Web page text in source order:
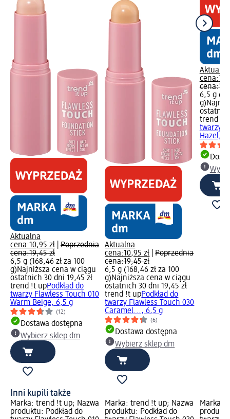
Aktualna
cena:10,95 zł
Poprzednia
cena:19,45 zł
6,5 g (168,46 zł za 100
g)Najniższa cena w ciągu
ostatnich 30 dni 19,45 zł
trend !t upPodkład do
twarzy Flawless Touch 010
Warm Beige, 6,5 g
(12)
Dostawa dostępna
Wybierz sklep dm
Aktualna
cena:10,95 zł |Poprzednia
cena:19,45 zł
6,5 g (168,46 zł za 100
g)Najniższa cena w ciągu
ostatnich 30 dni 19,45 zł
trend !t upPodkład do
twarzy Flawless Touch 030
Caramel..., 6,5 g
(6)
Dostawa dostępna
Wybierz sklep dm
Aktualna
cena:
cena:
6,5 g
g)
trend !t
twarzy
Hazel,
Inni kupili także
Marka: trend !t up; Nazwa
produktu: Podkład do
Marka: trend !t up; Nazwa
produktu: Podkład do
Marka: